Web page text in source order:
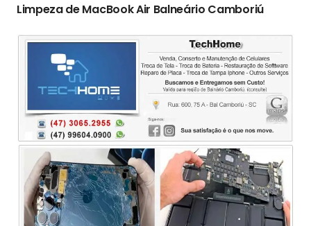
Limpeza de MacBook Air Balneário Camboriú